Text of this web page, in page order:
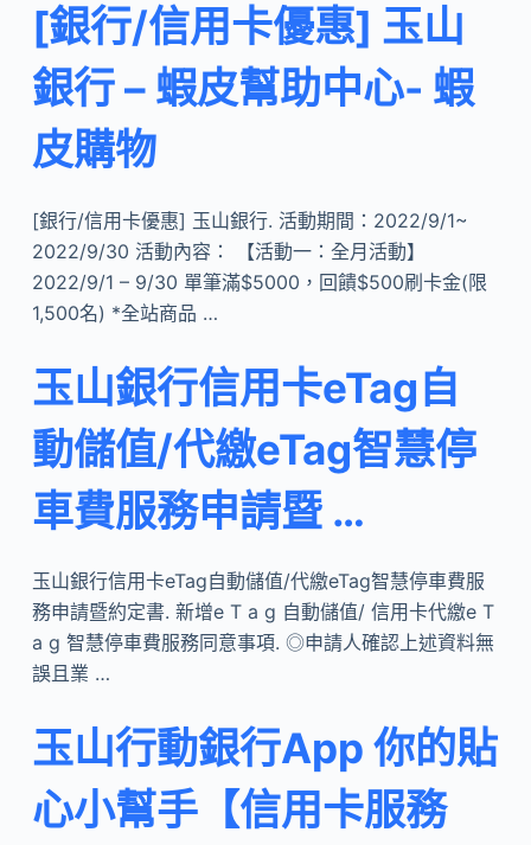
[銀行/信用卡優惠] 玉山
銀行 – 蝦皮幫助中心- 蝦
皮購物
[銀行/信用卡優惠] 玉山銀行. 活動期間：2022/9/1~
2022/9/30 活動內容： 【活動一：全月活動】
2022/9/1 – 9/30 單筆滿$5000，回饋$500刷卡金(限
1,500名) *全站商品 …
玉山銀行信用卡eTag自
動儲值/代繳eTag智慧停
車費服務申請暨 …
玉山銀行信用卡eTag自動儲值/代繳eTag智慧停車費服
務申請暨約定書. 新增e T a g 自動儲值/ 信用卡代繳e T
a g 智慧停車費服務同意事項. ◎申請人確認上述資料無
誤且業 …
玉山行動銀行App 你的貼
心小幫手【信用卡服務